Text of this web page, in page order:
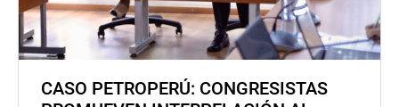
CASO PETROPERÚ: CONGRESISTAS